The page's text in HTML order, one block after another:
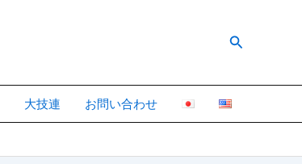
検
大技連 お問い合わせ